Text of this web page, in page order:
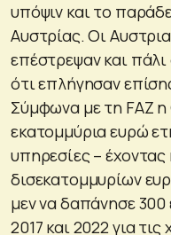
υπόψιν και το
Αυστρίας. Οι
επέστρεψαν και
ότι επλήγησαν
Σύμφωνα με τη FAZ η
εκατομμύρια ευρώ
υπηρεσίες –
δισεκατομμυρίων
μεν να δαπάνησε
2017 και 2022 για